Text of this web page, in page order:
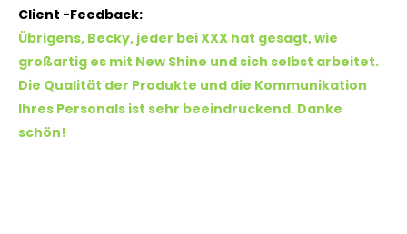
Client -Feedback:
Übrigens, Becky, jeder bei XXX hat gesagt, wie
großartig es mit New Shine und sich selbst arbeitet.
Die Qualität der Produkte und die Kommunikation
Ihres Personals ist sehr beeindruckend. Danke
schön!